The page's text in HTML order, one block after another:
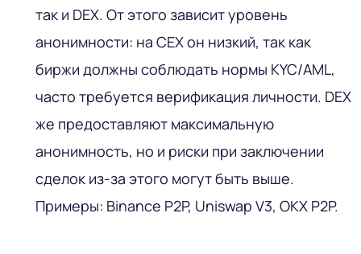
так и DEX. От этого зависит уровень
анонимности: на CEX он низкий, так как
биржи должны соблюдать нормы KYC/AML,
часто требуется верификация личности. DEX
же предоставляют максимальную
анонимность, но и риски при заключении
сделок из-за этого могут быть выше.
Примеры: Binance P2P, Uniswap V3, OKX P2P.